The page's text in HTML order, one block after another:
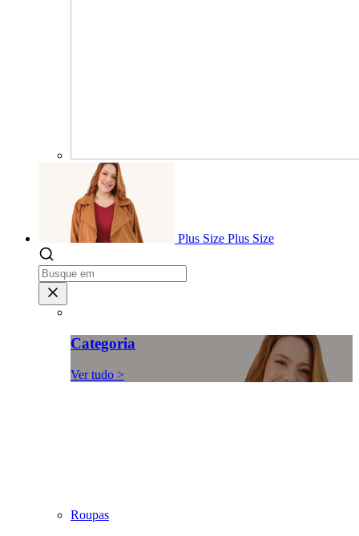
Plus Size Plus Size
Categoria
Ver tudo >
Roupas